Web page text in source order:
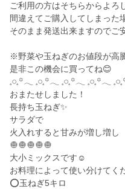
ご利用の方はそちらからよろ
間違えてご購入してしまった
そのまま発送出来ますのでご
※野菜や玉ねぎのお値段が高
是非この機会に買ってね😊
𓈒𓏸𓈒꙳𓂃 𓈒𓏸𓈒꙳𓂃 𓈒𓏸𓈒꙳𓂃 𓈒𓏸𓈒꙳𓂃
おまたせしました！
長持ち玉ねぎ✨
サラダで
火入れすると甘みが増し増し
🧅🧅🧅🧅🧅
大小ミックスです☺️
お料理によって使い分けてく
⭕️玉ねぎ5キロ